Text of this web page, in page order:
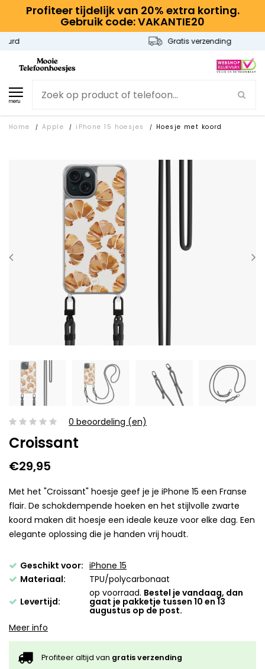
Profiteer tijdelijk van 20% extra korting.
Gebruik code: VAKANTIE20
Gratis verzending
menu
Home / Apple / iPhone 15 hoesjes / Hoesje met koord
0 beoordeling (en)
Croissant
€29,95
Met het "Croissant" hoesje geef je je iPhone 15 een Franse
flair. De schokdempende hoeken en het stijlvolle zwarte
koord maken dit hoesje een ideale keuze voor elke dag. Een
elegante oplossing die je handen vrij houdt.
Geschikt voor: iPhone 15
Materiaal:
TPU/polycarbonaat
Levertijd:
op voorraad. Bestel je vandaag, dan
gaat je pakketje tussen 10 en 13
augustus op de post.
Meer info
Profiteer altijd van gratis verzending